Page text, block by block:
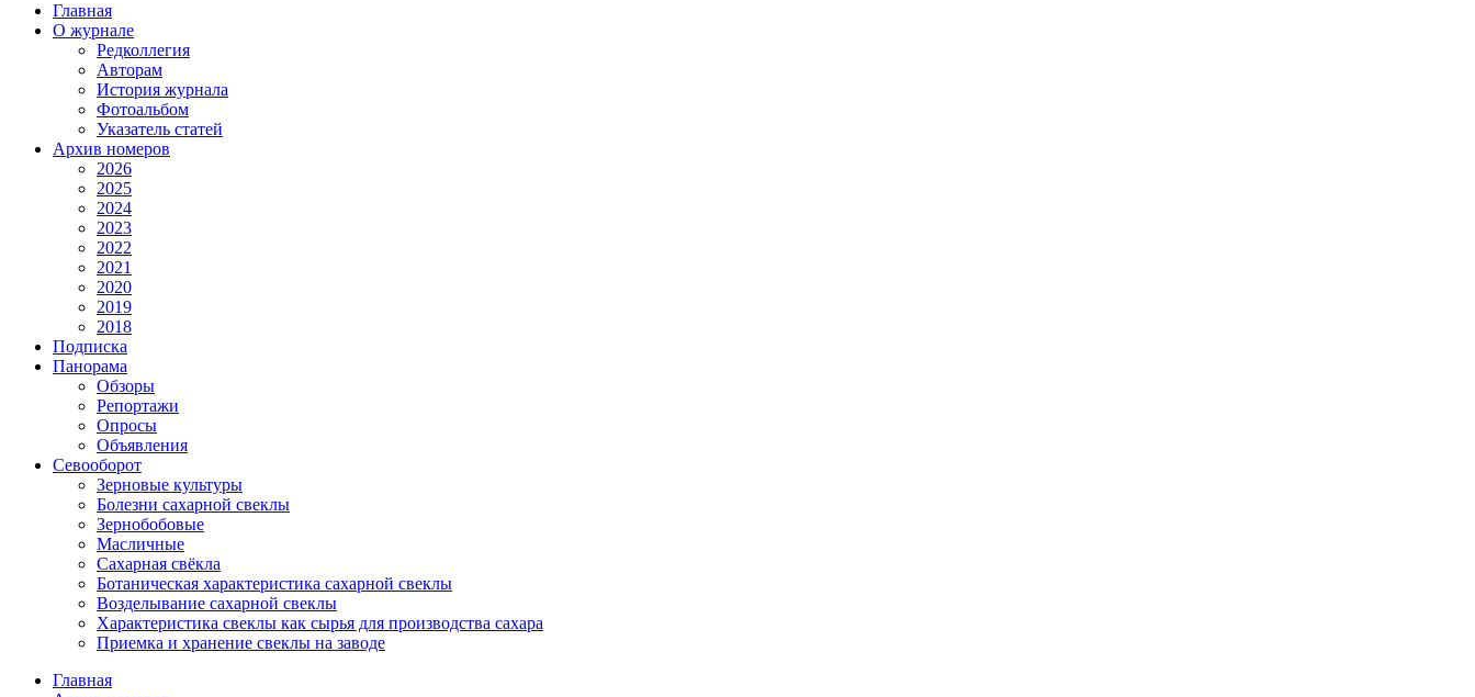
Главная
О журнале
Редколлегия
Авторам
История журнала
Фотоальбом
Указатель статей
Архив номеров
2026
2025
2024
2023
2022
2021
2020
2019
2018
Подписка
Панорама
Обзоры
Репортажи
Опросы
Объявления
Севооборот
Зерновые культуры
Болезни сахарной свеклы
Зернобобовые
Масличные
Сахарная свёкла
Ботаническая характеристика сахарной свеклы
Возделывание сахарной свеклы
Характеристика свеклы как сырья для производства сахара
Приемка и хранение свеклы на заводе
Главная